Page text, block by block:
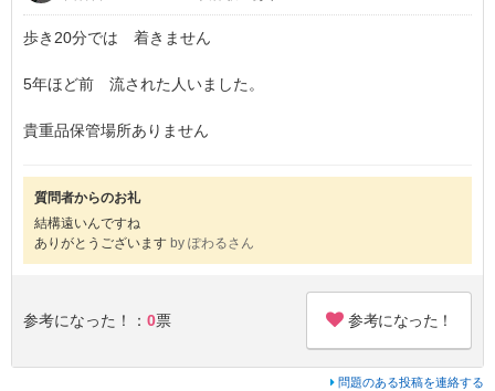
歩き20分では 着きません
5年ほど前 流された人いました。
貴重品保管場所ありません
質問者からのお礼
結構遠いんですね
ありがとうございます by ぽわるさん
参考になった！： 0票 参考になった！
問題のある投稿を連絡する